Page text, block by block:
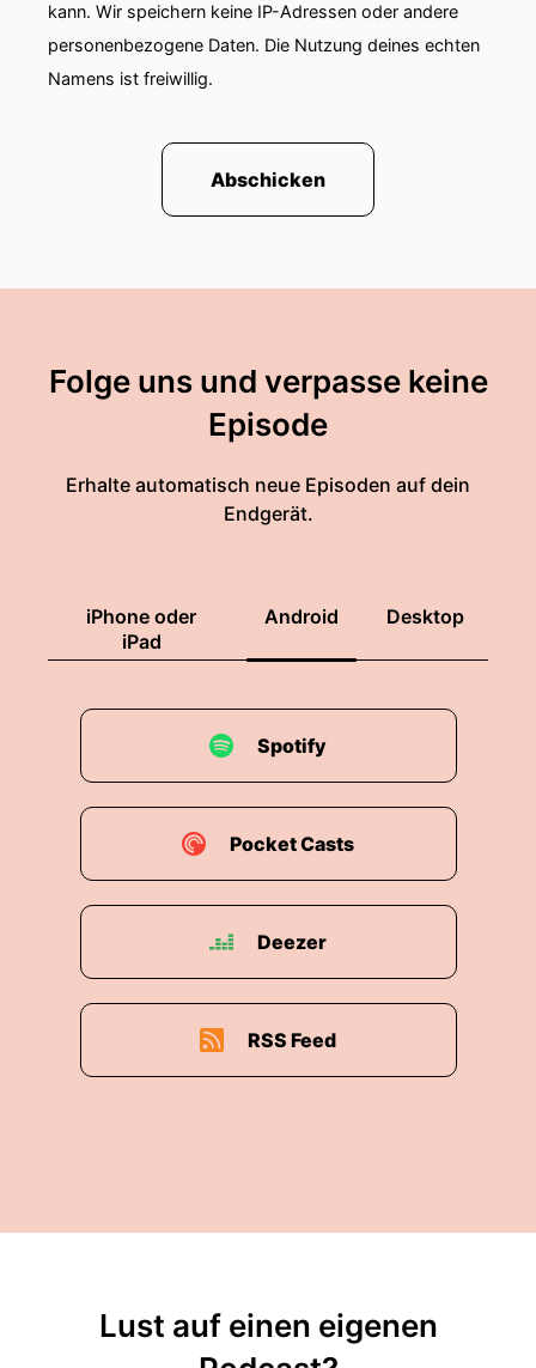
kann. Wir speichern keine IP-Adressen oder andere
personenbezogene Daten. Die Nutzung deines echten
Namens ist freiwillig.
Abschicken
Folge uns und verpasse keine
Episode
Erhalte automatisch neue Episoden auf dein
Endgerät.
iPhone oder
iPad
Android Desktop
Spotify
Pocket Casts
Deezer
RSS Feed
Lust auf einen eigenen